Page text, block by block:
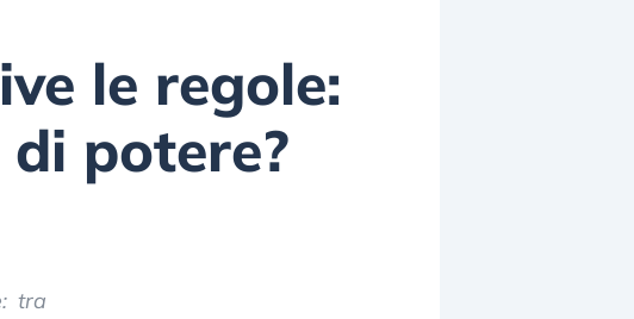
le regole:
potere?
tra